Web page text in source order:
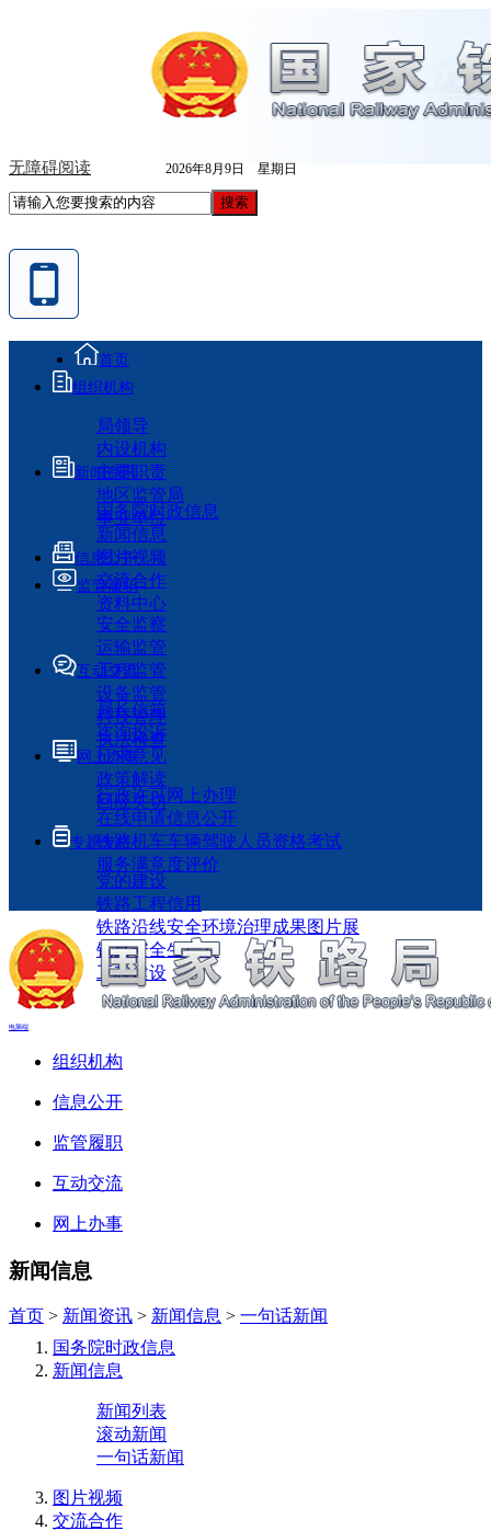
无障碍阅读 2026年8月9日 星期日
首页
组织机构
局领导
内设机构
主要职责
地区监管局
事业单位
新闻资讯
国务院时政信息
新闻信息
图片视频
交流合作
资料中心
信息公开
监管履职
安全监察
运输监管
工程监管
设备监管
科技管理
执法检查
互动交流
局长信箱
咨询投诉
征求意见
政策解读
回应关切
网上办事
行政许可网上办理
在线申请信息公开
铁路机车车辆驾驶人员资格考试
服务满意度评价
专题专栏
党的建设
铁路工程信用
铁路沿线安全环境治理成果图片展
铁路安全生产月
工程建设
电脑端
组织机构
信息公开
监管履职
互动交流
网上办事
新闻信息
首页 > 新闻资讯 > 新闻信息 > 一句话新闻
国务院时政信息
新闻信息
新闻列表
滚动新闻
一句话新闻
图片视频
交流合作